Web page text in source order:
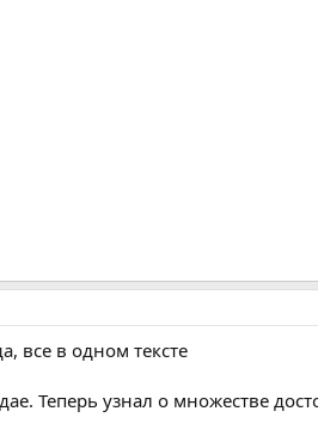
все в одном тексте
Теперь узнал о множестве